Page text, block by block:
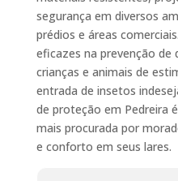
segurança em diversos
prédios e áreas
eficazes na prevenção de
crianças e animais de
entrada de insetos
de proteção em Pedreira
mais procurada por
e conforto em seus lares.